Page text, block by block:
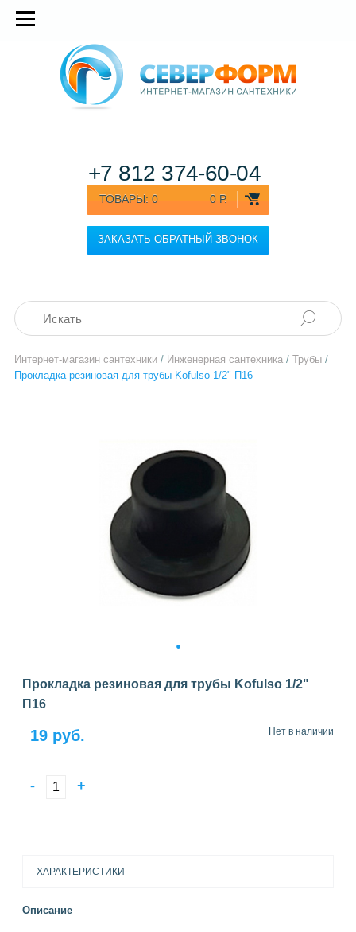
ТОВАРЫ: 0 0 Р.
ЗАКАЗАТЬ ОБРАТНЫЙ ЗВОНОК
+7 812 374-60-04
Интернет-магазин сантехники / Инженерная сантехника / Трубы /
Прокладка резиновая для трубы Kofulso 1/2" П16
1
Прокладка резиновая для трубы Kofulso 1/2"
П16
19 руб. Нет в наличии
- +
ХАРАКТЕРИСТИКИ
Описание